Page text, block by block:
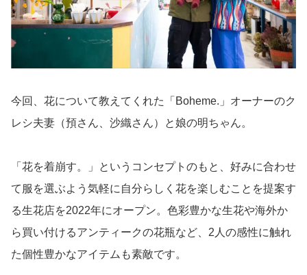
今回、花について教えてくれた「Boheme.」オーナーのク
レシ夫妻（預さん、沙織さん）と娘の明ちゃん。
「花を着崩す。」というコンセプトのもと、好みに合わせ
て服を選ぶよう気軽に自分らしく花を楽しむことを提案す
る生花店を2022年にオープン。色彩豊かな生花や海外か
ら買い付けるアンティークの花瓶など、2人の感性に触れ
た個性豊かなアイテムも素敵です。